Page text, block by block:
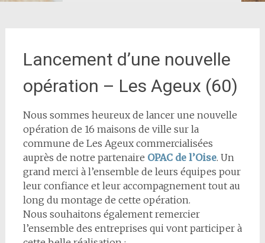
Lancement d’une nouvelle
opération – Les Ageux (60)
Nous sommes heureux de lancer une nouvelle
opération de 16 maisons de ville sur la
commune de Les Ageux commercialisées
auprès de notre partenaire OPAC de l’Oise. Un
grand merci à l’ensemble de leurs équipes pour
leur confiance et leur accompagnement tout au
long du montage de cette opération.
Nous souhaitons également remercier
l’ensemble des entreprises qui vont participer à